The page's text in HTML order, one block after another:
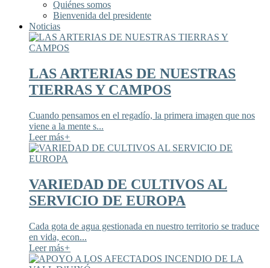
Quiénes somos
Bienvenida del presidente
Noticias
LAS ARTERIAS DE NUESTRAS
TIERRAS Y CAMPOS
Cuando pensamos en el regadío, la primera imagen que nos
viene a la mente s...
Leer más+
VARIEDAD DE CULTIVOS AL
SERVICIO DE EUROPA
Cada gota de agua gestionada en nuestro territorio se traduce
en vida, econ...
Leer más+